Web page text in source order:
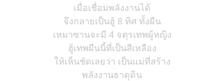
เมื่อเชื่อมพลังงานได้
จึงกลายเป็นฮู้ 8 ทิศ ทั้งผืน
เหมาซานจะมี 4 จตุรเทพผู้หญิง
ฮู้เทพผืนนี้ที่เป็นสีเหลือง
ให้เห็นชัดเลยว่า เป็นแม่ที่สร้าง
พลังงานธาตุดิน